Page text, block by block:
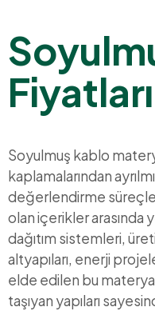
Fiyatları
Soyulmuş kablo
kaplamalarından
değerlendirme
olan içerikler arasında
dağıtım sistemleri,
altyapıları, enerji
elde edilen bu
taşıyan yapıları